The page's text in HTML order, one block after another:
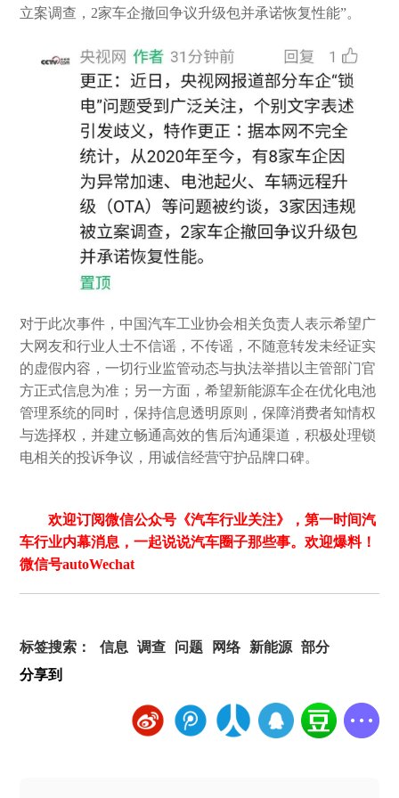
立案调查，2家车企撤回争议升级包并承诺恢复性能”。
对于此次事件，中国汽车工业协会相关负责人表示希望广
大网友和行业人士不信谣，不传谣，不随意转发未经证实
的虚假内容，一切行业监管动态与执法举措以主管部门官
方正式信息为准；另一方面，希望新能源车企在优化电池
管理系统的同时，保持信息透明原则，保障消费者知情权
与选择权，并建立畅通高效的售后沟通渠道，积极处理锁
电相关的投诉争议，用诚信经营守护品牌口碑。
欢迎订阅微信公众号《汽车行业关注》，第一时间汽
车行业内幕消息，一起说说汽车圈子那些事。欢迎爆料！
微信号autoWechat
标签搜索： 信息 调查 问题 网络 新能源
部分
分享到